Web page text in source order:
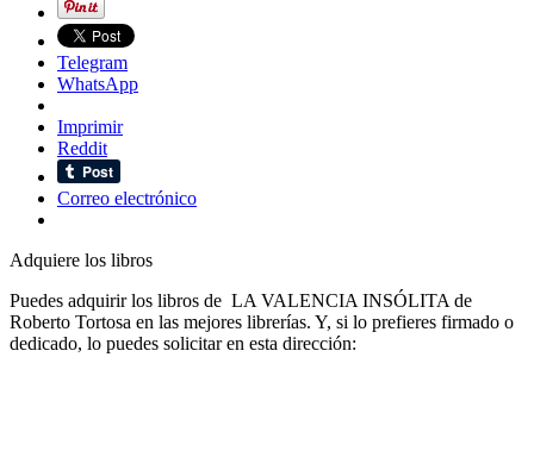
Telegram
WhatsApp
Imprimir
Reddit
Correo electrónico
Adquiere los libros
Puedes adquirir los libros de LA VALENCIA INSÓLITA de
Roberto Tortosa en las mejores librerías. Y, si lo prefieres firmado o
dedicado, lo puedes solicitar en esta dirección: